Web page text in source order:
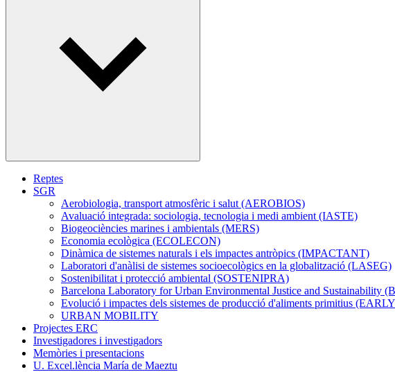
Reptes
SGR
Aerobiologia, transport atmosfèric i salut (AEROBIOS)
Avaluació integrada: sociologia, tecnologia i medi ambient (IASTE)
Biogeociències marines i ambientals (MERS)
Economia ecològica (ECOLECON)
Dinàmica de sistemes naturals i els impactes antròpics (IMPACTANT)
Laboratori d'anàlisi de sistemes socioecològics en la globalització (LASEG)
Sostenibilitat i protecció ambiental (SOSTENIPRA)
Barcelona Laboratory for Urban Environmental Justice and Sustainability
Evolució i impactes dels sistemes de producció d'aliments primitius
URBAN MOBILITY
Projectes ERC
Investigadores i investigadors
Memòries i presentacions
U. Excel.lència María de Maeztu